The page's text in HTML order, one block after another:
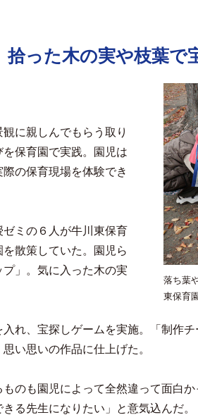
た木の実や枝葉で
落ち葉
東保育
に親しんでもらう取り
保育園で実践。園児は
の保育現場を体験でき
ミの６人が牛川東保育
散策していた。園児ら
」。気に入った木の実
れ、宝探しゲームを実施。「制作
い思いの作品に仕上げた。
のも園児によって全然違って面白
る先生になりたい」と意気込んだ。